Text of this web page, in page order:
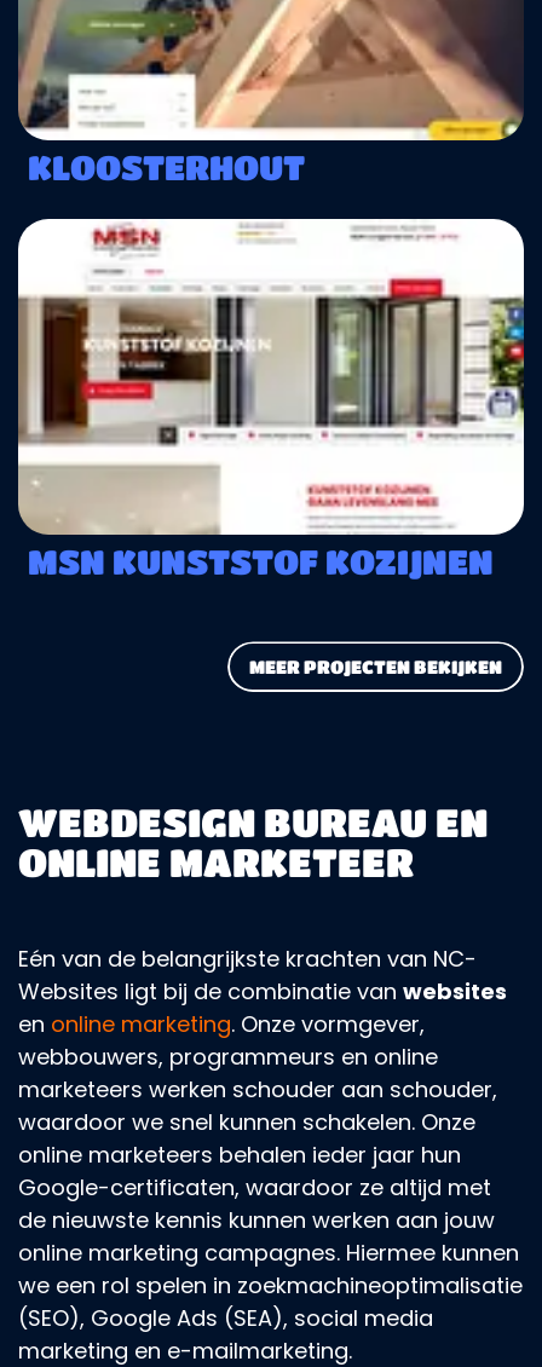
KLOOSTERHOUT
MSN KUNSTSTOF KOZIJNEN
MEER PROJECTEN BEKIJKEN
WEBDESIGN BUREAU EN
ONLINE MARKETEER
Eén van de belangrijkste krachten van NC-
Websites ligt bij de combinatie van websites
en online marketing. Onze vormgever,
webbouwers, programmeurs en online
marketeers werken schouder aan schouder,
waardoor we snel kunnen schakelen. Onze
online marketeers behalen ieder jaar hun
Google-certificaten, waardoor ze altijd met
de nieuwste kennis kunnen werken aan jouw
online marketing campagnes. Hiermee kunnen
we een rol spelen in zoekmachineoptimalisatie
(SEO), Google Ads (SEA), social media
marketing en e-mailmarketing.